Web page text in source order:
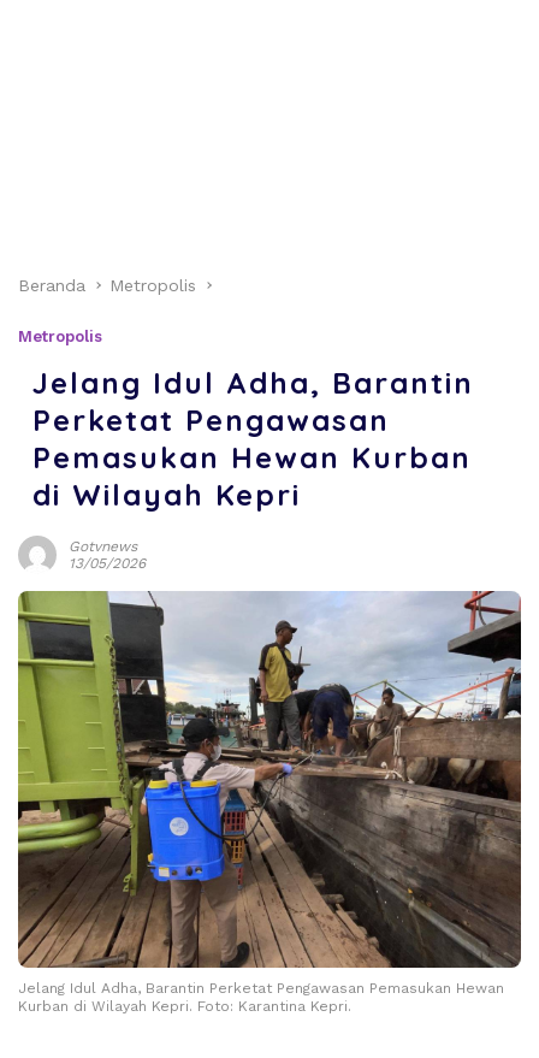
Beranda Metropolis
Metropolis
Jelang Idul Adha, Barantin
Perketat Pengawasan
Pemasukan Hewan Kurban
di Wilayah Kepri
Gotvnews
13/05/2026
Jelang Idul Adha, Barantin Perketat Pengawasan Pemasukan Hewan
Kurban di Wilayah Kepri. Foto: Karantina Kepri.